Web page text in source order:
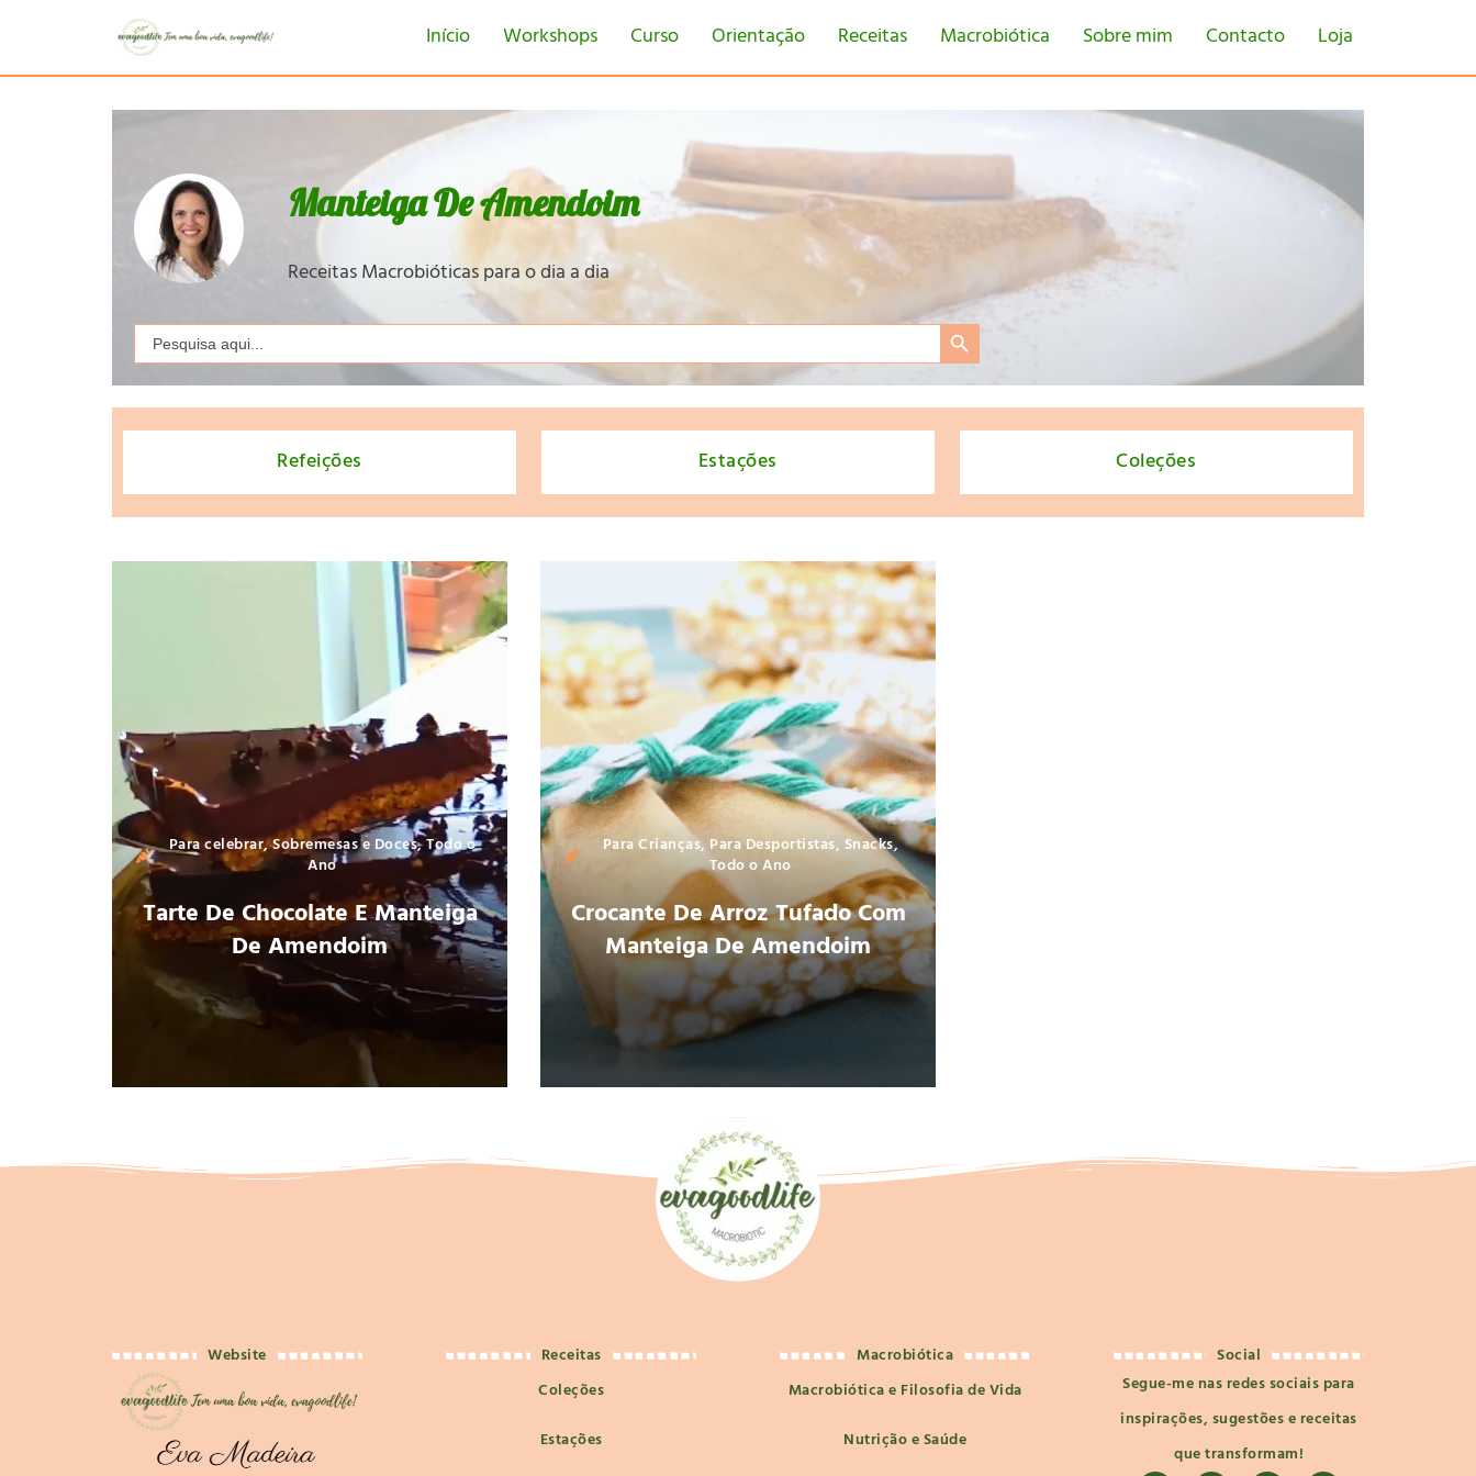
Início Workshops Curso Orientação Receitas Macrobiótica Sobre mim Contacto Loja
Manteiga De Amendoim
Receitas Macrobióticas para o dia a dia
Search
for:
Search Button
Refeições Estações Coleções
Para celebrar,Sobremesas e Doces,Todo o
Ano
Tarte De Chocolate E Manteiga
De Amendoim
Para Crianças,Para Desportistas, Snacks,
Todo o Ano
Crocante De Arroz Tufado Com
Manteiga De Amendoim
Website
Receitas
Coleções
Estações
Macrobiótica
Macrobiótica e Filosofia de Vida
Nutrição e Saúde
Social
Segue-me nas redes sociais para
inspirações, sugestões e receitas
que transformam!